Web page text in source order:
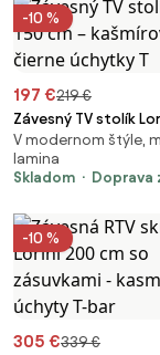
-10 %
197 €219 €
Závesný TV stolík
– kašmírová / čierne
V modernom štýle,
lamina
Skladom
Doprava
-10 %
305 €339 €